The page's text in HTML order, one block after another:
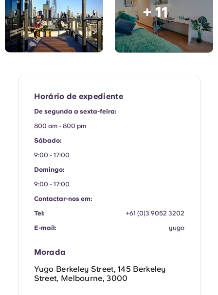
Català
Deutsch
French
+ 11
Horário de expediente
De segunda a sexta-feira:
800 am - 800 pm
Sábado:
9:00 - 17:00
Domingo:
9:00 - 17:00
Contactar-nos em:
Tel:
+61 (0)3 9052 3202
E-mail:
yugo
Morada
Yugo Berkeley Street, 145 Berkeley
Street, Melbourne, 3000